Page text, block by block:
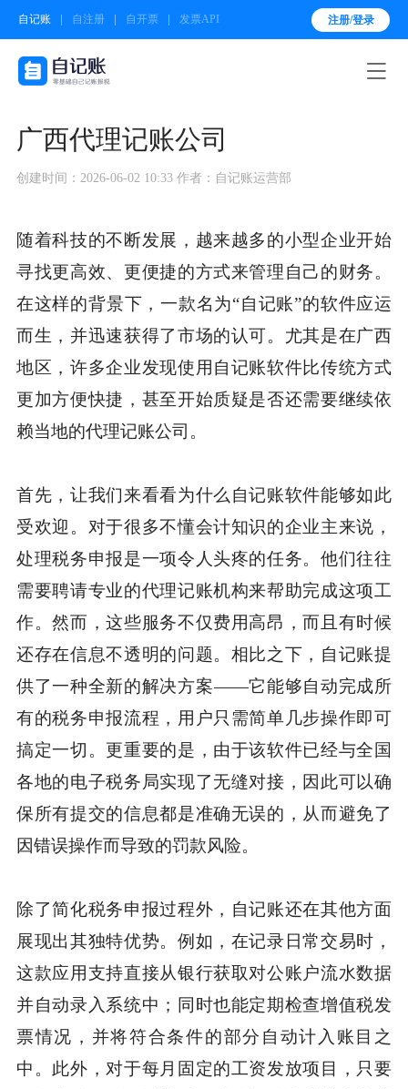
自记账 自注册 自开票 发票API 注册/登录

广西代理记账公司
创建时间：2026-06-02 10:33 作者：自记账运营部
随着科技的不断发展，越来越多的小型企业开始
寻找更高效、更便捷的方式来管理自己的财务。
在这样的背景下，一款名为“自记账”的软件应运
而生，并迅速获得了市场的认可。尤其是在广西
地区，许多企业发现使用自记账软件比传统方式
更加方便快捷，甚至开始质疑是否还需要继续依
赖当地的代理记账公司。
首先，让我们来看看为什么自记账软件能够如此
受欢迎。对于很多不懂会计知识的企业主来说，
处理税务申报是一项令人头疼的任务。他们往往
需要聘请专业的代理记账机构来帮助完成这项工
作。然而，这些服务不仅费用高昂，而且有时候
还存在信息不透明的问题。相比之下，自记账提
供了一种全新的解决方案——它能够自动完成所
有的税务申报流程，用户只需简单几步操作即可
搞定一切。更重要的是，由于该软件已经与全国
各地的电子税务局实现了无缝对接，因此可以确
保所有提交的信息都是准确无误的，从而避免了
因错误操作而导致的罚款风险。
除了简化税务申报过程外，自记账还在其他方面
展现出其独特优势。例如，在记录日常交易时，
这款应用支持直接从银行获取对公账户流水数据
并自动录入系统中；同时也能定期检查增值税发
票情况，并将符合条件的部分自动计入账目之
中。此外，对于每月固定的工资发放项目，只要